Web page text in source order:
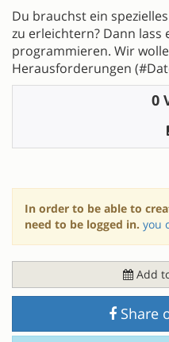
Du brauchst ein
zu erleichtern? Dann lass
programmieren. Wir
Herausforderungen
0
In order to be able to
need to be logged in. you
Add
Share